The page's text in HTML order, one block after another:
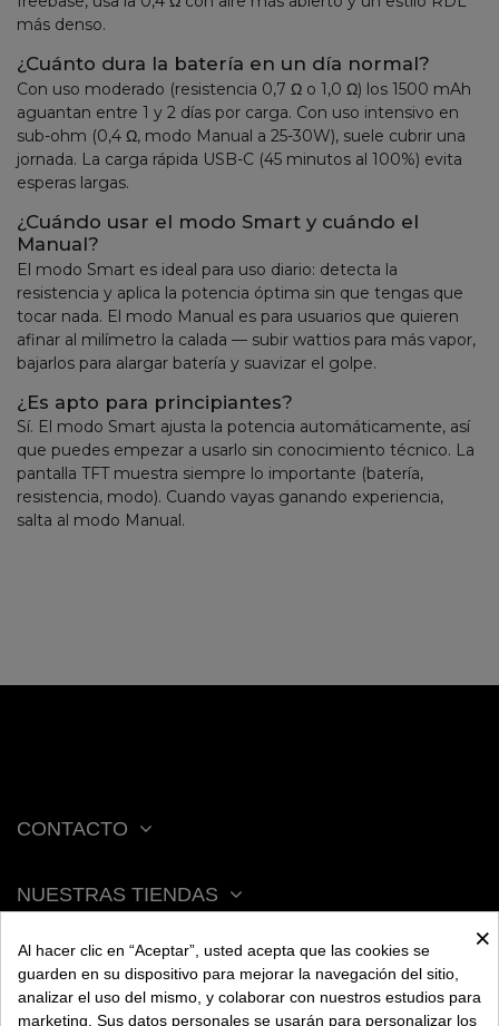
más denso.
¿Cuánto dura la batería en un día normal?
Con uso moderado (resistencia 0,7 Ω o 1,0 Ω) los 1500 mAh
aguantan entre 1 y 2 días por carga. Con uso intensivo en
sub-ohm (0,4 Ω, modo Manual a 25-30W), suele cubrir una
jornada. La carga rápida USB-C (45 minutos al 100%) evita
esperas largas.
¿Cuándo usar el modo Smart y cuándo el
Manual?
El modo Smart es ideal para uso diario: detecta la
resistencia y aplica la potencia óptima sin que tengas que
tocar nada. El modo Manual es para usuarios que quieren
afinar al milímetro la calada — subir wattios para más vapor,
bajarlos para alargar batería y suavizar el golpe.
¿Es apto para principiantes?
Sí. El modo Smart ajusta la potencia automáticamente, así
que puedes empezar a usarlo sin conocimiento técnico. La
pantalla TFT muestra siempre lo importante (batería,
resistencia, modo). Cuando vayas ganando experiencia,
salta al modo Manual.
CONTACTO
NUESTRAS TIENDAS
ACERCA DE BENGALA
×
Al hacer clic en “Aceptar”, usted acepta que las cookies se
guarden en su dispositivo para mejorar la navegación del sitio,
analizar el uso del mismo, y colaborar con nuestros estudios para
marketing. Sus datos personales se usarán para personalizar los